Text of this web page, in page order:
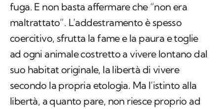
fuga. E non basta affermare che “non era
maltrattato”. L’addestramento è spesso
coercitivo, sfrutta la fame e la paura e toglie
ad ogni animale costretto a vivere lontano dal
suo habitat originale, la libertà di vivere
secondo la propria etologia. Ma l’istinto alla
libertà, a quanto pare, non riesce proprio ad